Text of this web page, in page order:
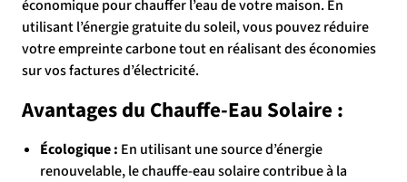
économique pour chauffer l’eau de votre maison. En
utilisant l’énergie gratuite du soleil, vous pouvez réduire
votre empreinte carbone tout en réalisant des économies
sur vos factures d’électricité.
Avantages du Chauffe-Eau Solaire :
Écologique : En utilisant une source d’énergie
renouvelable, le chauffe-eau solaire contribue à la